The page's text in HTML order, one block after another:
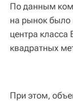
По данным
на рынок было
центра
квадратных
При этом,